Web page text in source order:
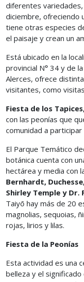
diferentes
diciembre, ofreciendo
tiene otras especies
el paisaje y crean un
Está ubicado en la
provincial N° 34 y de
Alerces, ofrece
visitantes, como
Fiesta de los
con las peonías que
comunidad a
El Parque Temático
botánica cuenta con
hectárea y media con
Bernhardt,
Shirley Temple y Dr.
Taiyō hay más de 20
magnolias, sequoias,
rojas, lirios y lilas.
Fiesta de la Peonías
Esta actividad es una
belleza y el